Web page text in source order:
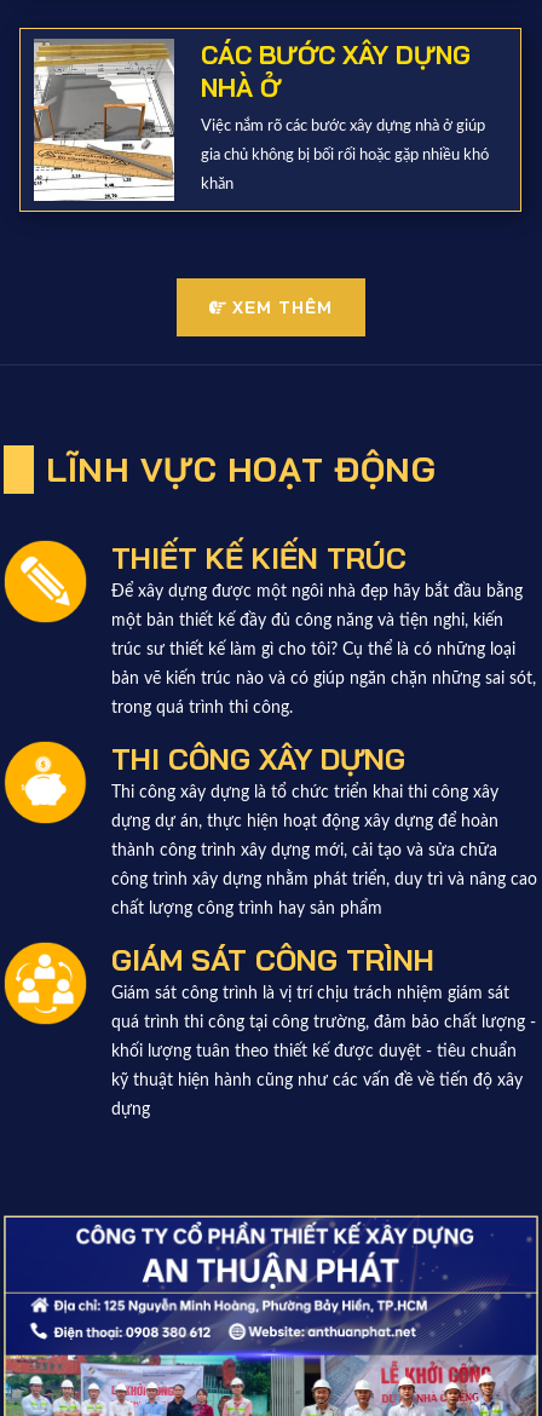
CÁC BƯỚC XÂY DỰNG
NHÀ Ở
Việc nắm rõ các bước xây dựng nhà ở giúp
gia chủ không bị bối rối hoặc gặp nhiều khó
khăn
XEM THÊM
LĨNH VỰC HOẠT ĐỘNG
THIẾT KẾ KIẾN TRÚC
Để xây dựng được một ngôi nhà đẹp hãy bắt đầu bằng
một bản thiết kế đầy đủ công năng và tiện nghi, kiến
trúc sư thiết kế làm gì cho tôi? Cụ thể là có những loại
bản vẽ kiến trúc nào và có giúp ngăn chặn những sai sót,
trong quá trình thi công.
THI CÔNG XÂY DỰNG
Thi công xây dựng là tổ chức triển khai thi công xây
dựng dự án, thực hiện hoạt động xây dựng để hoàn
thành công trình xây dựng mới, cải tạo và sửa chữa
công trình xây dựng nhằm phát triển, duy trì và nâng cao
chất lượng công trình hay sản phẩm
GIÁM SÁT CÔNG TRÌNH
Giám sát công trình là vị trí chịu trách nhiệm giám sát
quá trình thi công tại công trường, đảm bảo chất lượng -
khối lượng tuân theo thiết kế được duyệt - tiêu chuẩn
kỹ thuật hiện hành cũng như các vấn đề về tiến độ xây
dựng